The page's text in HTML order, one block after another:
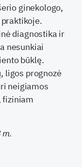
ginekologo,
diagnostika ir
nesunkiai
būklę.
ligos prognozė
neigiamos
fiziniam